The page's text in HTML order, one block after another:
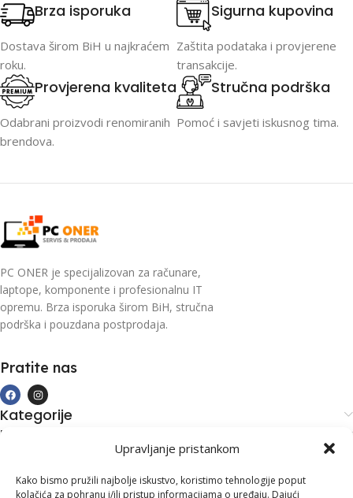
Upravljanje pristankom
Kako bismo pružili najbolje iskustvo, koristimo tehnologije poput
kolačića za pohranu i/ili pristup informacijama o uređaju. Dajući
Brza isporuka
Dostava širom BiH u najkraćem
roku.
Sigurna kupovina
Zaštita podataka i provjerene
transakcije.
Provjerena kvaliteta
Odabrani proizvodi renomiranih
brendova.
Stručna podrška
Pomoć i savjeti iskusnog tima.
PC ONER je specijalizovan za računare,
laptope, komponente i profesionalnu IT
opremu. Brza isporuka širom BiH, stručna
podrška i pouzdana postprodaja.
Pratite nas
Kategorije
Kupovina i podrška
Kontakt informacije